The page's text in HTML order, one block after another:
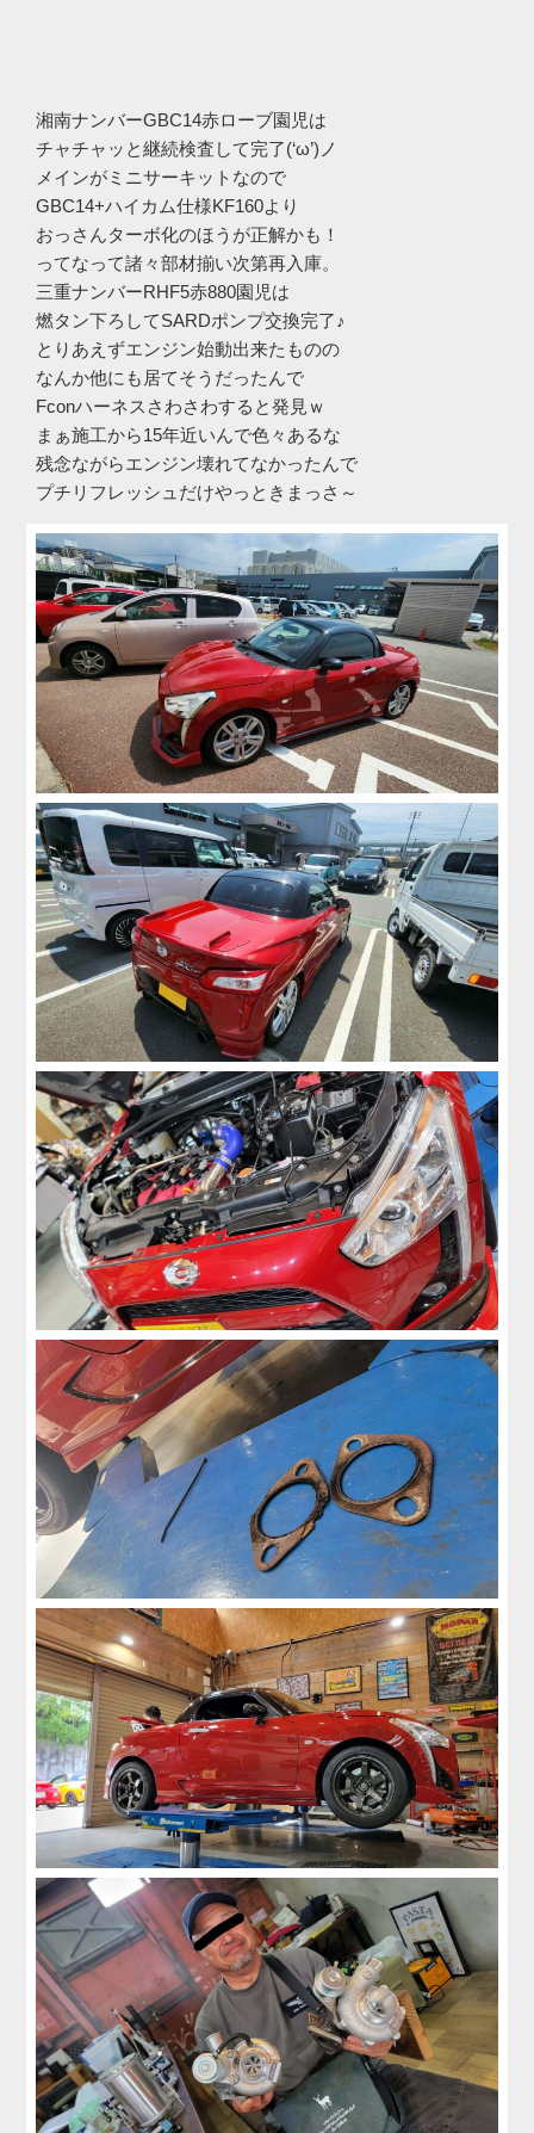
湘南ナンバーGBC14赤ローブ園児は
チャチャッと継続検査して完了(‘ω’)ノ
メインがミニサーキットなので
GBC14+ハイカム仕様KF160より
おっさんターボ化のほうが正解かも！
ってなって諸々部材揃い次第再入庫。
三重ナンバーRHF5赤880園児は
燃タン下ろしてSARDポンプ交換完了♪
とりあえずエンジン始動出来たものの
なんか他にも居てそうだったんで
Fconハーネスさわさわすると発見ｗ
まぁ施工から15年近いんで色々あるな
残念ながらエンジン壊れてなかったんで
プチリフレッシュだけやっときまっさ～